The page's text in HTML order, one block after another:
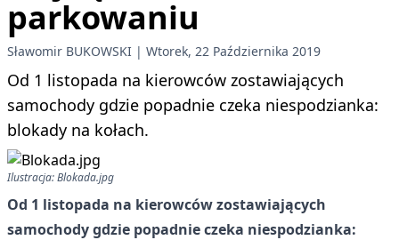
parkowaniu
Sławomir BUKOWSKI Wtorek, 22 Października 2019
Od 1 listopada na kierowców zostawiających
samochody gdzie popadnie czeka niespodzianka:
blokady na kołach.
Ilustracja: Blokada.jpg
Od 1 listopada na kierowców zostawiających
samochody gdzie popadnie czeka niespodzianka: